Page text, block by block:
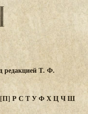
редакцией Т. Ф.
[П] РС ТУФХЦЧШ